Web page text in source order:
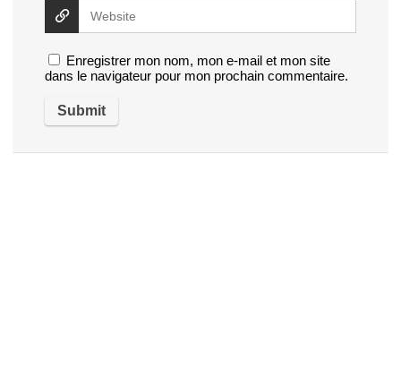
Enregistrer mon nom, mon e-mail et mon site
dans le navigateur pour mon prochain commentaire.